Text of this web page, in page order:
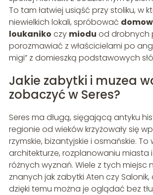
To tam łatwiej usiąść przy stoliku, w
niewielkich lokali, spróbować
loukaniko czy miodu od drobnych
porozmawiać z właścicielami po
migi” z domieszką podstawowych
Jakie zabytki i muzea
zobaczyć w Seres?
Seres ma długą, sięgającą antyku
regionie od wieków krzyżowały się
rzymskie, bizantyjskie i osmańskie.
architekturze, rozplanowaniu miasta
różnych wyznań. Wiele z tych miejsc
znanych jak zabytki Aten czy Salonik,
dzięki temu można je oglądać bez